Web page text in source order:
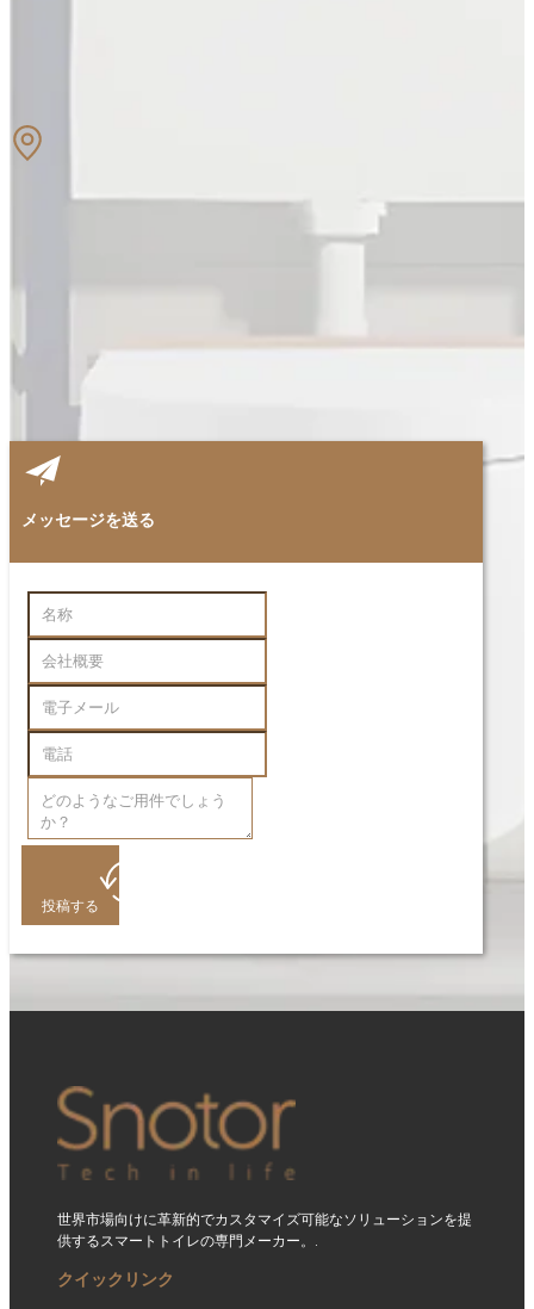
メッセージを送る
投稿する
世界市場向けに革新的でカスタマイズ可能なソリューションを提
供するスマートトイレの専門メーカー。.
クイックリンク